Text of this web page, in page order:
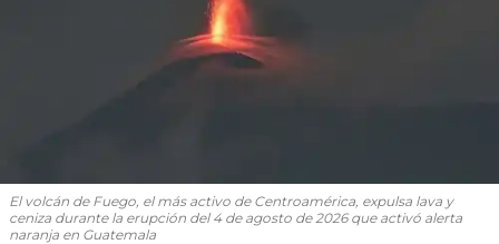
El volcán de Fuego, el más activo de Centroamérica, expulsa lava y
ceniza durante la erupción del 4 de agosto de 2026 que activó alerta
naranja en Guatemala